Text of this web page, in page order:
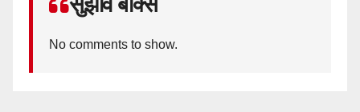
No comments to show.